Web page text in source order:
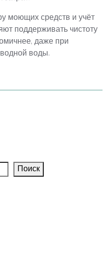
моющих средств и учёт
поддерживать чистоту
даже при
воды.
Поиск